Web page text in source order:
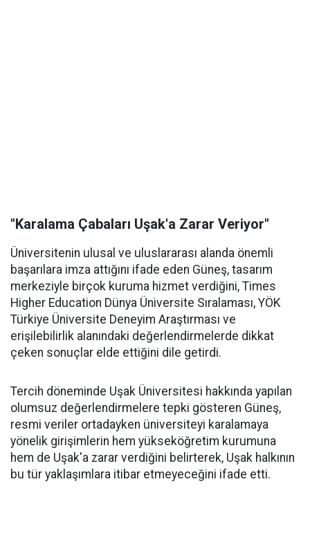
"Karalama Çabaları Uşak'a Zarar Veriyor"
Üniversitenin ulusal ve uluslararası alanda önemli
başarılara imza attığını ifade eden Güneş, tasarım
merkeziyle birçok kuruma hizmet verdiğini, Times
Higher Education Dünya Üniversite Sıralaması, YÖK
Türkiye Üniversite Deneyim Araştırması ve
erişilebilirlik alanındaki değerlendirmelerde dikkat
çeken sonuçlar elde ettiğini dile getirdi.
Tercih döneminde Uşak Üniversitesi hakkında yapılan
olumsuz değerlendirmelere tepki gösteren Güneş,
resmi veriler ortadayken üniversiteyi karalamaya
yönelik girişimlerin hem yükseköğretim kurumuna
hem de Uşak'a zarar verdiğini belirterek, Uşak halkının
bu tür yaklaşımlara itibar etmeyeceğini ifade etti.